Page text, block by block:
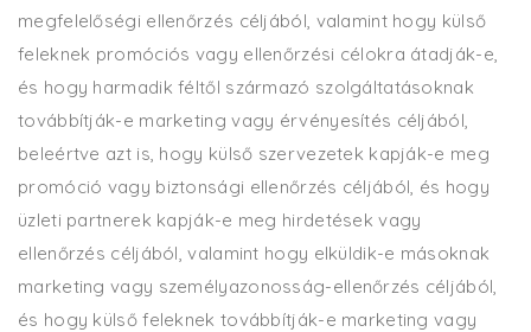
megfelelőségi ellenőrzés céljából, valamint hogy külső
feleknek promóciós vagy ellenőrzési célokra átadják-e,
és hogy harmadik féltől származó szolgáltatásoknak
továbbítják-e marketing vagy érvényesítés céljából,
beleértve azt is, hogy külső szervezetek kapják-e meg
promóció vagy biztonsági ellenőrzés céljából, és hogy
üzleti partnerek kapják-e meg hirdetések vagy
ellenőrzés céljából, valamint hogy elküldik-e másoknak
marketing vagy személyazonosság-ellenőrzés céljából,
és hogy külső feleknek továbbítják-e marketing vagy